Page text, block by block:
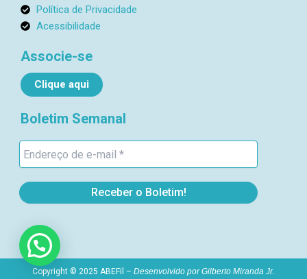
Política de Privacidade
Acessibilidade
Boletim Semanal
Associe-se
Clique aqui
Copyright © 2025 ABEFil – Desenvolvido porGilberto Miranda Jr.